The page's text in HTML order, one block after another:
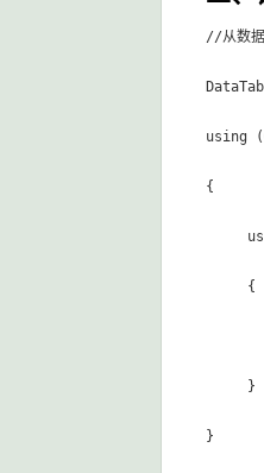
//从数
using
{
     {
     }
}